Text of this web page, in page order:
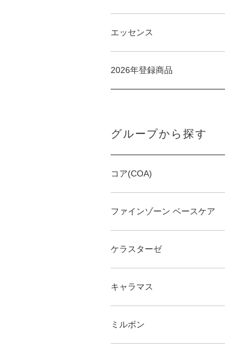
エッセンス
2026年登録商品
グループから探す
コア(COA)
ファインゾーン ベースケア
ケラスターゼ
キャラマス
ミルボン